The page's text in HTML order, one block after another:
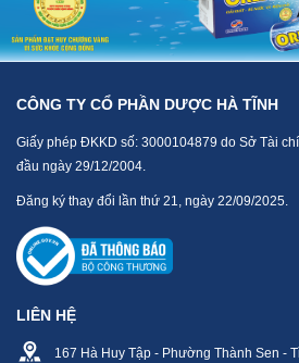
CÔNG TY CỔ PHẦN DƯỢC HÀ TĨNH
Giấy phép ĐKKD số: 3000104879 do Sở Tài
đầu ngày 29/12/2004.
Đăng ký thay đổi lần thứ 21, ngày 22/09/2025.
LIÊN HỆ
167 Hà Huy Tập - Phường Thành Sen -